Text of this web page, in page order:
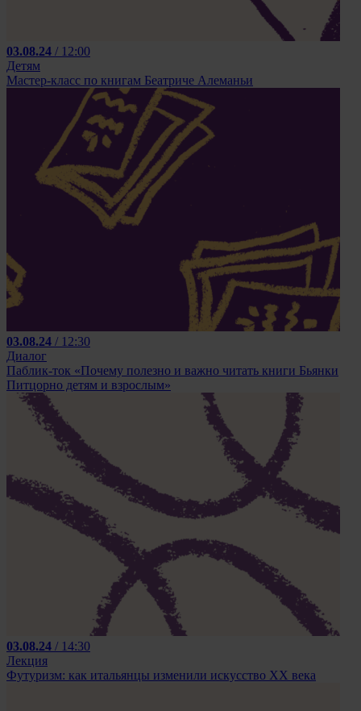
03.08.24 / 12:00
Детям
Мастер-класс по книгам Беатриче Алеманьи
03.08.24 / 12:30
Диалог
Паблик-ток «Почему полезно и важно читать книги Бьянки
Питцорно детям и взрослым»
03.08.24 / 14:30
Лекция
Футуризм: как итальянцы изменили искусство ХХ века